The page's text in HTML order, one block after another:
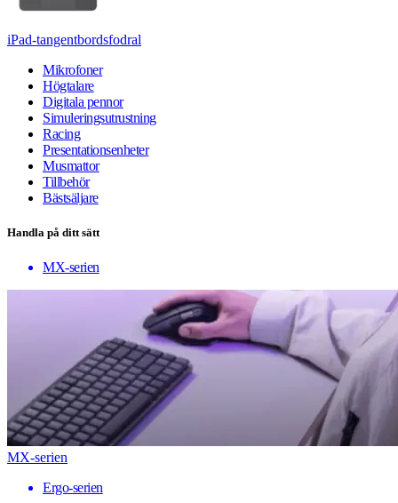
iPad-tangentbordsfodral
Mikrofoner
Högtalare
Digitala pennor
Simuleringsutrustning
Racing
Presentationsenheter
Musmattor
Tillbehör
Bästsäljare
Handla på ditt sätt
MX-serien
MX-serien
Ergo-serien